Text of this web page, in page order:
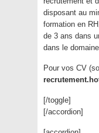
disposant au
formation en
de 3 ans dans
dans le
Pour vos CV
[/toggle]
[/accordion]